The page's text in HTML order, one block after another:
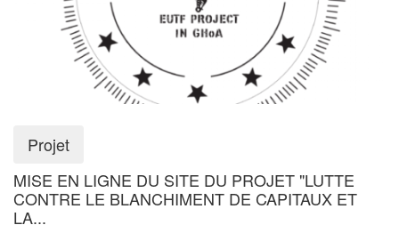
Projet
MISE EN LIGNE DU SITE DU PROJET "LUTTE
CONTRE LE BLANCHIMENT DE CAPITAUX ET
LA...